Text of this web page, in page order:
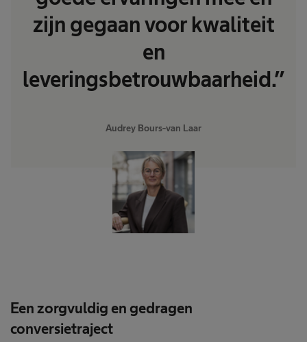
zijn gegaan voor kwaliteit
en
leveringsbetrouwbaarheid.”
Audrey Bours-van Laar
Een zorgvuldig en gedragen
conversietraject